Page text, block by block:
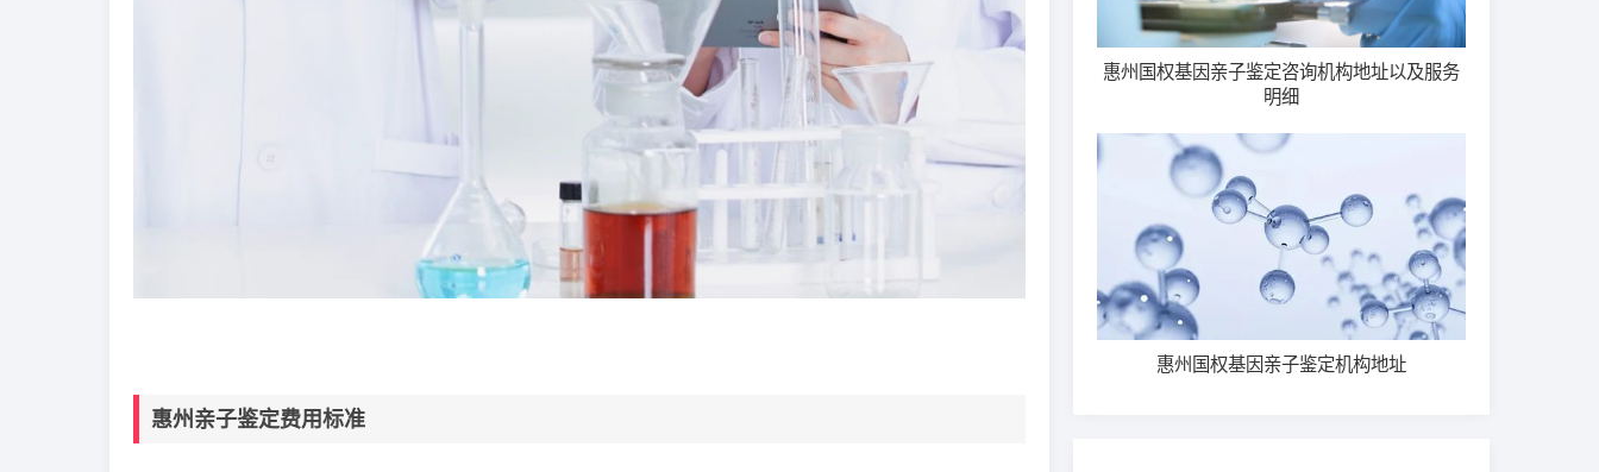
惠州亲子鉴定费用标准
惠州国权基因亲子鉴定咨询机构地址以及服务
明细
惠州国权基因亲子鉴定机构地址